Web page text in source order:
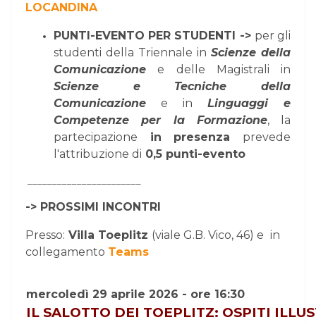
LOCANDINA
PUNTI-EVENTO PER STUDENTI -> per gli
studenti della Triennale in Scienze della
Comunicazione e delle Magistrali in
Scienze e Tecniche della
Comunicazione e in Linguaggi e
Competenze per la Formazione, la
partecipazione in presenza prevede
l'attribuzione di 0,5 punti-evento
-> PROSSIMI INCONTRI
Presso: Villa Toeplitz (viale G.B. Vico, 46) e in
collegamento Teams
mercoledì 29 aprile 2026 - ore 16:30
IL SALOTTO DEI TOEPLITZ: OSPITI